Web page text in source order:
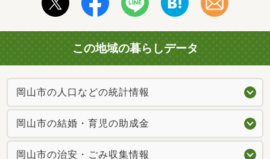
この地域の暮らしデータ
岡山市の人口などの統計情報
岡山市の結婚・育児の助成金
岡山市の治安・ごみ収集情報